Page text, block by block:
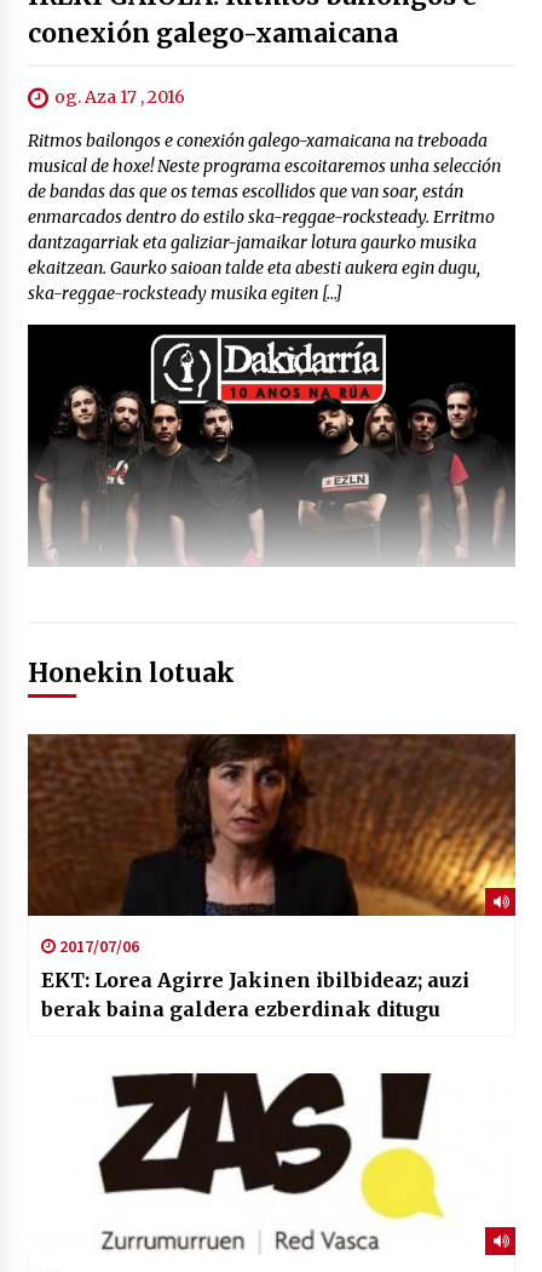
conexión galego-xamaicana
og. Aza 17 , 2016
Ritmos bailongos e conexión galego-xamaicana na treboada
musical de hoxe! Neste programa escoitaremos unha selección
de bandas das que os temas escollidos que van soar, están
enmarcados dentro do estilo ska-reggae-rocksteady. Erritmo
dantzagarriak eta galiziar-jamaikar lotura gaurko musika
ekaitzean. Gaurko saioan talde eta abesti aukera egin dugu,
ska-reggae-rocksteady musika egiten […]
Honekin lotuak
2017/07/06
EKT: Lorea Agirre Jakinen ibilbideaz; auzi
berak baina galdera ezberdinak ditugu